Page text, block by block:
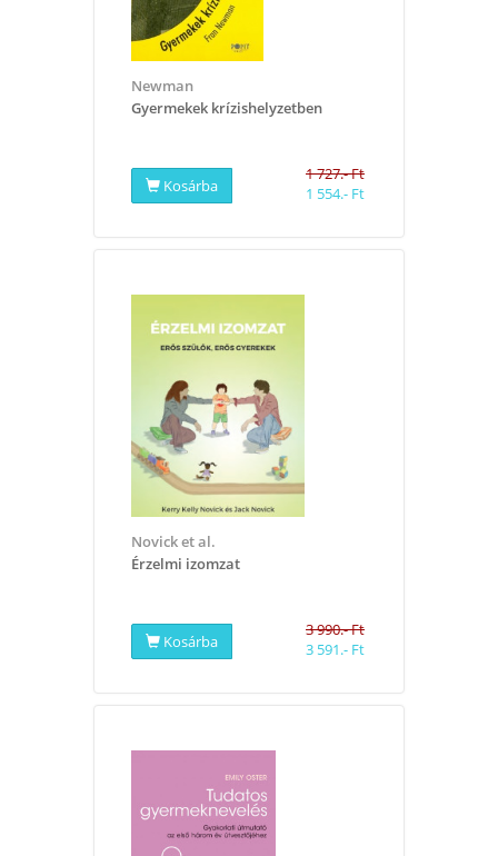
Newman
Gyermekek krízishelyzetben
Kosárba
1 727.- Ft
1 554.- Ft
Novick et al.
​Érzelmi izomzat
Kosárba
3 990.- Ft
3 591.- Ft